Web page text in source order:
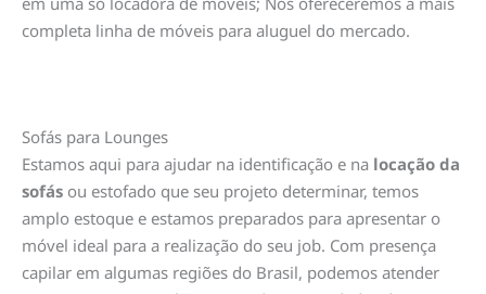
completa linha de móveis para aluguel do mercado.
Sofás para Lounges
Estamos aqui para ajudar na identificação e na locação da
sofás ou estofado que seu projeto determinar, temos
amplo estoque e estamos preparados para apresentar o
móvel ideal para a realização do seu job. Com presença
capilar em algumas regiões do Brasil, podemos atender